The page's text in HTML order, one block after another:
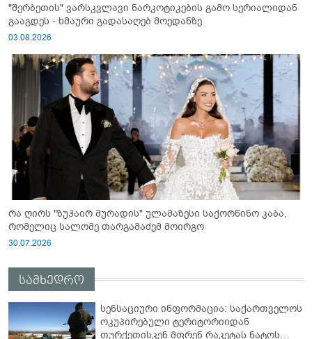
"შერბეთის" ვარსკვლავი ნარკოტიკების გამო სერიალიდან
გააგდეს - ხმაური გადასაღებ მოედანზე
03.08.2026
რა ღირს "ზუჰაირ მურადის" ულამაზესი საქორწინო კაბა,
რომელიც სალომე თარგამაძემ მოირგო
30.07.2026
სამხედრო
სენსაციური ინფორმაცია: საქართველოს
ოკუპირებული ტერიტორიიდან
თურქეთისკენ მფრენ რაკეტას ნატოს